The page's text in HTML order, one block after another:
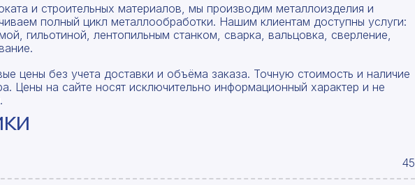
и строительных материалов, мы производим металлоизделия и
полный цикл металлообработки. Нашим клиентам доступны услуги:
гильотиной, лентопильным станком, сварка, вальцовка, сверление,
цены без учета доставки и объёма заказа. Точную стоимость и наличие
Цены на сайте носят исключительно информационный характер и не
45